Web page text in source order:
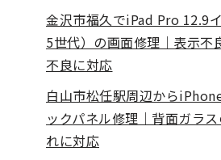
金沢市福久でiPad Pro 12.9
5世代）の画面修理｜表示不
不良に対応
白山市松任駅周辺から
ックパネル修理｜背面ガラ
れに対応